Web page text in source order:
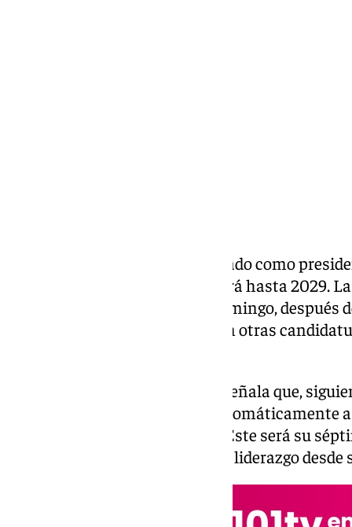
Florentino Pérez ha sido ratificado como
nuevo mandato que se extenderá hasta 2029.
Junta Electoral del club este domingo, después
electoral sin que se presentaran otras
El comunicado oficial del club señala que,
la Junta Electoral proclamó automáticamente
haber oposición en el proceso. Este será su
equipo blanco, consolidando su liderazgo desde